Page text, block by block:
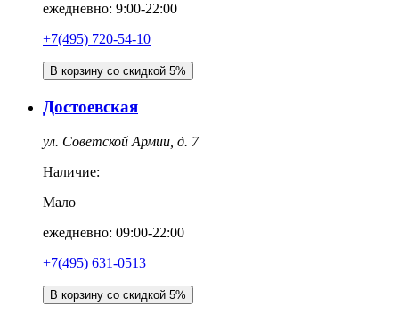
ежедневно: 9:00-22:00
+7(495) 720-54-10
В корзину со скидкой 5%
Достоевская
ул. Советской Армии, д. 7
Наличие:
Мало
ежедневно: 09:00-22:00
+7(495) 631-0513
В корзину со скидкой 5%